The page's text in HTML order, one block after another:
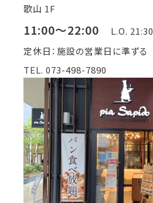
歌山 1F
11:00～22:00
L.O. 21:30
定休日：施設の営業日に準ずる
TEL. 073-498-7890